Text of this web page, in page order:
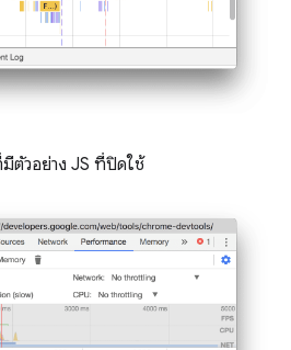
ตัวอย่าง JS ที่ปิดใช้